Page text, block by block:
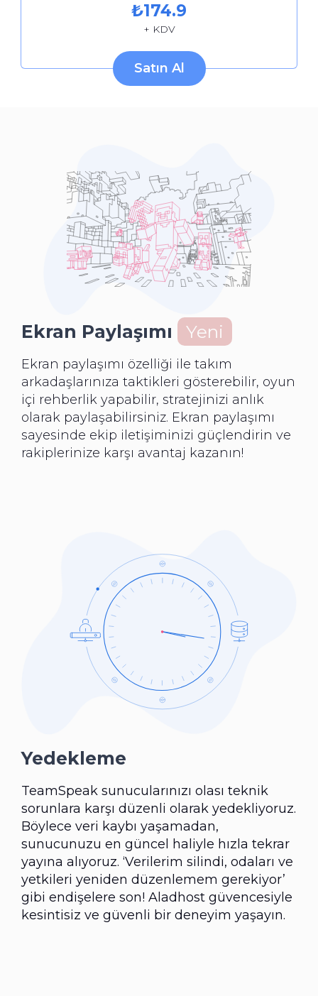
₺174.9
+ KDV
Satın Al
Ekran Paylaşımı Yeni
Ekran paylaşımı özelliği ile takım
arkadaşlarınıza taktikleri gösterebilir, oyun
içi rehberlik yapabilir, stratejinizi anlık
olarak paylaşabilirsiniz. Ekran paylaşımı
sayesinde ekip iletişiminizi güçlendirin ve
rakiplerinize karşı avantaj kazanın!
Yedekleme
TeamSpeak sunucularınızı olası teknik
sorunlara karşı düzenli olarak yedekliyoruz.
Böylece veri kaybı yaşamadan,
sunucunuzu en güncel haliyle hızla tekrar
yayına alıyoruz. ‘Verilerim silindi, odaları ve
yetkileri yeniden düzenlemem gerekiyor’
gibi endişelere son! Aladhost güvencesiyle
kesintisiz ve güvenli bir deneyim yaşayın.